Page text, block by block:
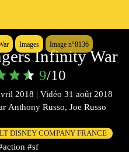
Images Image n°8136
Infinity War
9/10
2018 | Vidéo 31 août 2018
Anthony Russo, Joe Russo
DISNEY COMPANY FRANCE
#sf